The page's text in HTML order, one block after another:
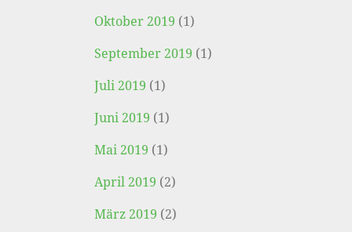
Oktober 2019 (1)
September 2019 (1)
Juli 2019 (1)
Juni 2019 (1)
Mai 2019 (1)
April 2019 (2)
März 2019 (2)